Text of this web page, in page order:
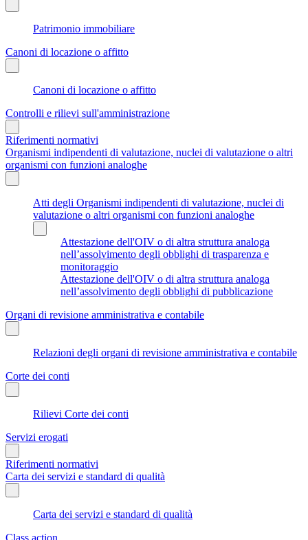
Patrimonio immobiliare
Canoni di locazione o affitto
Canoni di locazione o affitto
Controlli e rilievi sull'amministrazione
Riferimenti normativi
Organismi indipendenti di valutazione, nuclei di valutazione o altri
organismi con funzioni analoghe
Atti degli Organismi indipendenti di valutazione, nuclei di
valutazione o altri organismi con funzioni analoghe
Attestazione dell'OIV o di altra struttura analoga
nell’assolvimento degli obblighi di trasparenza e
monitoraggio
Attestazione dell'OIV o di altra struttura analoga
nell’assolvimento degli obblighi di pubblicazione
Organi di revisione amministrativa e contabile
Relazioni degli organi di revisione amministrativa e contabile
Corte dei conti
Rilievi Corte dei conti
Servizi erogati
Riferimenti normativi
Carta dei servizi e standard di qualità
Carta dei servizi e standard di qualità
Class action